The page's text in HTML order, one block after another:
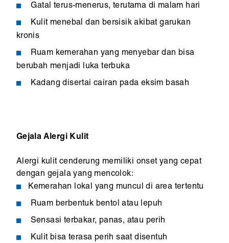
Gatal terus-menerus, terutama di malam hari
Kulit menebal dan bersisik akibat garukan
kronis
Ruam kemerahan yang menyebar dan bisa
berubah menjadi luka terbuka
Kadang disertai cairan pada eksim basah
Gejala Alergi Kulit
Alergi kulit cenderung memiliki onset yang cepat
dengan gejala yang mencolok:
Kemerahan lokal yang muncul di area tertentu
Ruam berbentuk bentol atau lepuh
Sensasi terbakar, panas, atau perih
Kulit bisa terasa perih saat disentuh